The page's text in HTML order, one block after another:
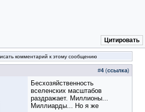
Цитировать
комментарий к этому сообщению
#4 (ссылка)
Бесхозяйственность
вселенских масштабов
раздражает. Миллионы...
Миллиарды... Но я же